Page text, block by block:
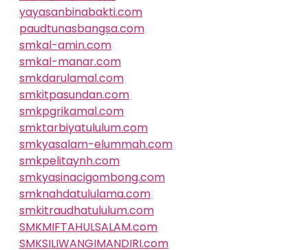
yayasanbinabakti.com
paudtunasbangsa.com
smkal-amin.com
smkal-manar.com
smkdarulamal.com
smkitpasundan.com
smkpgrikamal.com
smktarbiyatululum.com
smkyasalam-elummah.com
smkpelitaynh.com
smkyasinacigombong.com
smknahdatululama.com
smkitraudhatululum.com
SMKMIFTAHULSALAM.com
SMKSILIWANGIMANDIRI.com